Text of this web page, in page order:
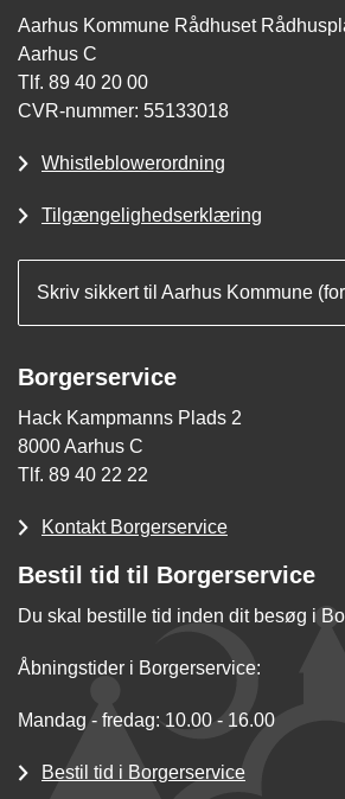
Aarhus Kommune Rådhuset
Aarhus C
Tlf. 89 40 20 00
CVR-nummer: 55133018
Whistleblowerordning
Tilgængelighedserklæring
Skriv sikkert til Aarhus Kommune
Borgerservice
Hack Kampmanns Plads 2
8000 Aarhus C
Tlf. 89 40 22 22
Kontakt Borgerservice
Bestil tid til Borgerservice
Du skal bestille tid inden dit besøg i
Åbningstider i Borgerservice:
Mandag - fredag: 10.00 - 16.00
Bestil tid i Borgerservice